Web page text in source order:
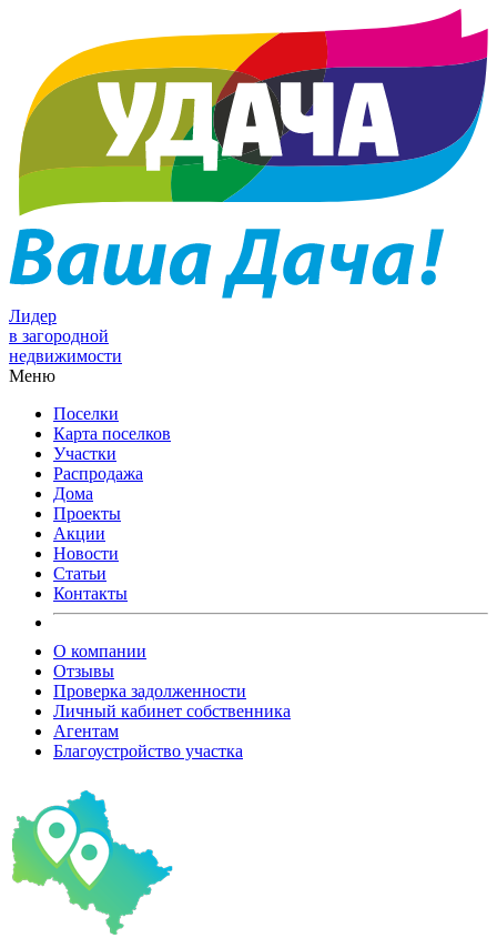
Лидер
в загородной
недвижимости
Меню
Поселки
Карта поселков
Участки
Распродажа
Дома
Проекты
Акции
Новости
Статьи
Контакты
О компании
Отзывы
Проверка задолженности
Личный кабинет собственника
Агентам
Благоустройство участка